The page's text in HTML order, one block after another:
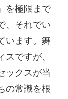
を極限まで
、それでい
います。舞
ですが、
ックスが当
の常識を根